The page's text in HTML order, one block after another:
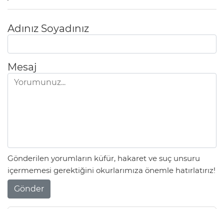
Adınız Soyadınız
Mesaj
Gönderilen yorumların küfür, hakaret ve suç unsuru
içermemesi gerektiğini okurlarımıza önemle hatırlatırız!
Gönder